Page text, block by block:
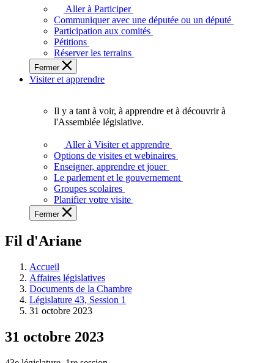
plein
potentiel,
l'Assemblée
a
besoin
de
Aller à Participer
Communiquer avec une députée ou un député
Participation aux comités
Pétitions
Réserver les terrains
Fermer
Visiter et apprendre
voir,
apprendre
et
à
à
législative.
Il y a tant à voir, à apprendre et à découvrir à
l'Assemblée législative.
Aller à Visiter et apprendre
Options de visites et webinaires
Enseigner, apprendre et jouer
Le parlement et le gouvernement
Groupes scolaires
Planifier votre visite
Fermer
Fil d'Ariane
Accueil
Affaires législatives
Documents de la Chambre
Législature 43, Session 1
31 octobre 2023
31 octobre 2023